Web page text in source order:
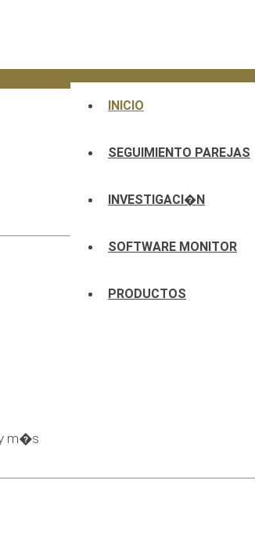
INICIO
SEGUIMIENTO PAREJAS
INVESTIGACI�N
SOFTWARE MONITOR
PRODUCTOS
y m�s